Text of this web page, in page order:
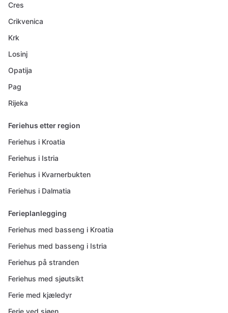
Cres
Crikvenica
Krk
Losinj
Opatija
Pag
Rijeka
Feriehus etter region
Feriehus i Kroatia
Feriehus i Istria
Feriehus i Kvarnerbukten
Feriehus i Dalmatia
Ferieplanlegging
Feriehus med basseng i Kroatia
Feriehus med basseng i Istria
Feriehus på stranden
Feriehus med sjøutsikt
Ferie med kjæledyr
Ferie ved sjøen